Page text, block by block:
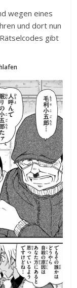
wegen eines
und dort nun
gibt